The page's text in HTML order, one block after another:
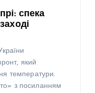
спека
який
температури.
з посиланням